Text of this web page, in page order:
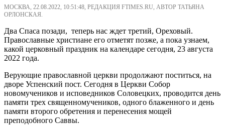
МОСКВА, 22.08.2022, 10:51:48, РЕДАКЦИЯ FTIMES.RU, АВТОР ТАТЬЯНА
ОРЛОНСКАЯ.
Два Спаса позади, теперь нас ждет третий, Ореховый.
Православные христиане его отметят позже, а пока узнаем,
какой церковный праздник на календаре сегодня, 23 августа
2022 года.
Верующие православной церкви продолжают поститься, на
дворе Успенский пост. Сегодня в Церкви Собор
новомучеников и исповедников Соловецких, проводится день
памяти трех священномучеников, одного блаженного и день
памяти второго обретения и перенесения мощей
преподобного Саввы.